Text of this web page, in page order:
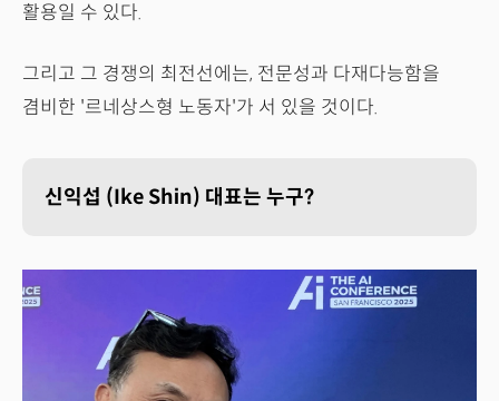
활용일 수 있다.
그리고 그 경쟁의 최전선에는, 전문성과 다재다능함을
겸비한 '르네상스형 노동자'가 서 있을 것이다.
신익섭 (Ike Shin) 대표는 누구?